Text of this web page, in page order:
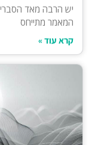
יש הרבה מאד הסברים,
המאמר מתייחס
קרא עוד »